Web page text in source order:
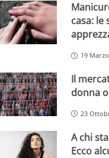
casa: le
19
Il
donna
23
A chi
Ecco